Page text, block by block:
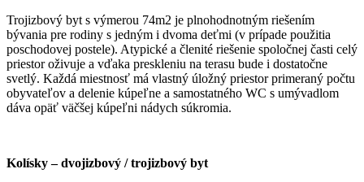
Trojizbový byt s výmerou 74m2 je plnohodnotným riešením
bývania pre rodiny s jedným i dvoma deťmi (v prípade použitia
poschodovej postele). Atypické a členité riešenie spoločnej časti celý
priestor oživuje a vďaka preskleniu na terasu bude i dostatočne
svetlý. Každá miestnosť má vlastný úložný priestor primeraný počtu
obyvateľov a delenie kúpeľne a samostatného WC s umývadlom
dáva opäť väčšej kúpeľni nádych súkromia.
Kolísky – dvojizbový / trojizbový byt